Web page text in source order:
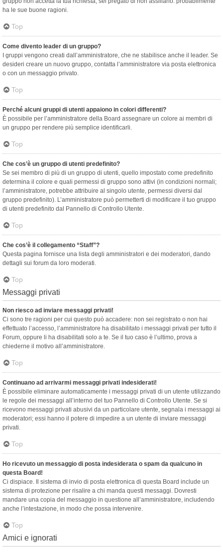
ha le sue buone ragioni.
Top
Come divento leader di un gruppo?
I gruppi vengono creati dall’amministratore, che ne stabilisce anche il leader. Se
desideri creare un nuovo gruppo, contatta l’amministratore via posta elettronica
o con un messaggio privato.
Top
Perché alcuni gruppi di utenti appaiono in colori differenti?
È possibile per l’amministratore della Board assegnare un colore ai membri di
un gruppo per rendere più semplice identificarli.
Top
Che cos’è un gruppo di utenti predefinito?
Se sei membro di più di un gruppo di utenti, quello impostato come predefinito
determina il colore e quali permessi di gruppo sono attivi (in condizioni normali;
l’amministratore, potrebbe attribuire al singolo utente, permessi diversi dal
gruppo predefinito). L’amministratore può permetterti di modificare il tuo gruppo
di utenti predefinito dal Pannello di Controllo Utente.
Top
Che cos’è il collegamento “Staff”?
Questa pagina fornisce una lista degli amministratori e dei moderatori, dando
dettagli sui forum da loro moderati.
Top
Messaggi privati
Non riesco ad inviare messaggi privati!
Ci sono tre ragioni per cui questo può accadere: non sei registrato o non hai
effettuato l’accesso, l’amministratore ha disabilitato i messaggi privati per tutto il
Forum, oppure li ha disabilitati solo a te. Se il tuo caso è l’ultimo, prova a
chiederne il motivo all’amministratore.
Top
Continuano ad arrivarmi messaggi privati indesiderati!
È possibile eliminare automaticamente i messaggi privati ​​di un utente utilizzando
le regole dei messaggi all’interno del tuo Pannello di Controllo Utente. Se si
ricevono messaggi privati ​​abusivi da un particolare utente, segnala i messaggi ai
moderatori; essi hanno il potere di impedire a un utente di inviare messaggi
privati​​.
Top
Ho ricevuto un messaggio di posta indesiderata o spam da qualcuno in
questa Board!
Ci dispiace. Il sistema di invio di posta elettronica di questa Board include un
sistema di protezione per risalire a chi manda questi messaggi. Dovresti
mandare una copia del messaggio in questione all’amministratore, includendo
anche l’intestazione, in modo che possa intervenire.
Top
Amici e ignorati